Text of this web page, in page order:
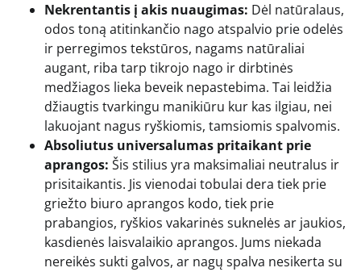
Nekrentantis į akis nuaugimas: Dėl natūralaus,
odos toną atitinkančio nago atspalvio prie odelės
ir perregimos tekstūros, nagams natūraliai
augant, riba tarp tikrojo nago ir dirbtinės
medžiagos lieka beveik nepastebima. Tai leidžia
džiaugtis tvarkingu manikiūru kur kas ilgiau, nei
lakuojant nagus ryškiomis, tamsiomis spalvomis.
Absoliutus universalumas pritaikant prie
aprangos: Šis stilius yra maksimaliai neutralus ir
prisitaikantis. Jis vienodai tobulai dera tiek prie
griežto biuro aprangos kodo, tiek prie
prabangios, ryškios vakarinės suknelės ar jaukios,
kasdienės laisvalaikio aprangos. Jums niekada
nereikės sukti galvos, ar nagų spalva nesikerta su